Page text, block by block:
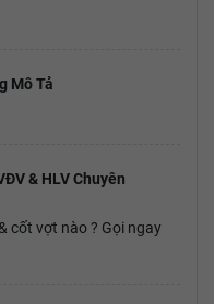
Mô Tả
& HLV Chuyên
cốt vợt nào ? Gọi ngay